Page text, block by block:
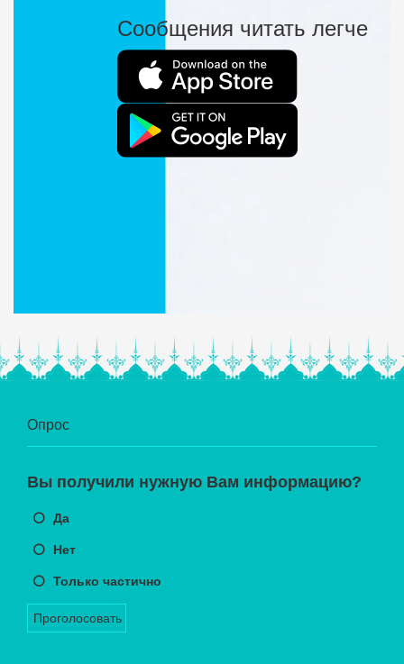
Сообщения читать легче
Опрос
Вы получили нужную Вам информацию?
Да
Нет
Только частично
Проголосовать